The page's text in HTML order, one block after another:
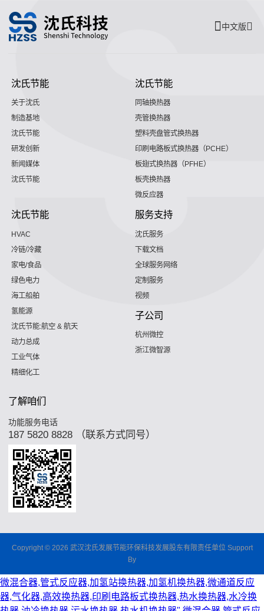
中文版
沈氏节能
关于沈氏
制造基地
沈氏节能
研发创新
新闻媒体
沈氏节能
沈氏节能
同轴换热器
壳管换热器
塑料壳盘管式换热器
印刷电路板式换热器（PCHE）
板翅式换热器（PFHE）
板壳换热器
微反应器
沈氏节能
HVAC
冷链/冷藏
家电/食品
绿色电力
海工船舶
氢能源
沈氏节能:航空 & 航天
动力总成
工业气体
精细化工
服务支持
沈氏服务
下载文档
全球服务网络
定制服务
视频
子公司
杭州微控
浙江微智源
了解咱们
功能服务电话
187 5820 8828 （联系方式同号）
Copyright © 2026 武汉沈氏发展节能环保科技发展股东有限责任单位 Support
By
微混合器,管式反应器,加氢站换热器,加氢机换热器,微通道反应
器,气化器,高效换热器,印刷电路板式换热器,热水换热器,水冷换